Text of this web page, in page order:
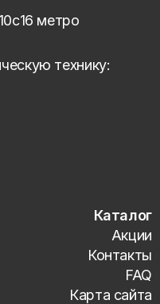
метро
технику:
Каталог
Акции
Контакты
FAQ
Карта сайта